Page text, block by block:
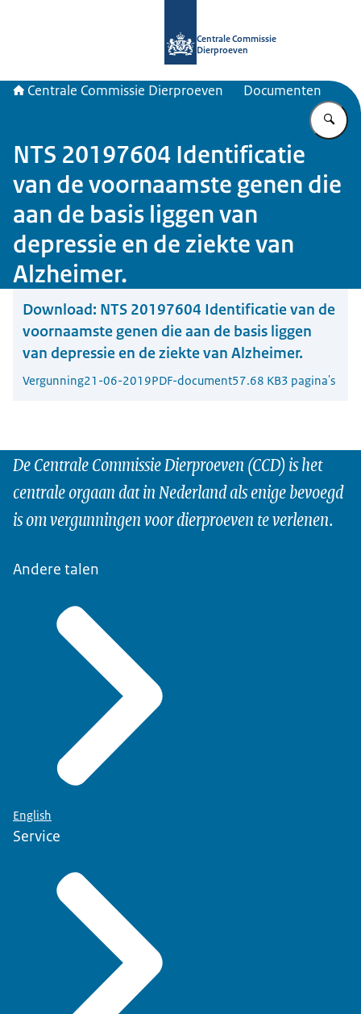
Centrale Commissie
Dierproeven
Centrale Commissie Dierproeven Documenten
NTS 20197604 Identificatie
van de voornaamste genen die
aan de basis liggen van
depressie en de ziekte van
Alzheimer.
Download: NTS 20197604 Identificatie van de
voornaamste genen die aan de basis liggen
van depressie en de ziekte van Alzheimer.
Vergunning21-06-2019PDF-document57.68 KB3 pagina's
De Centrale Commissie Dierproeven (CCD) is het
centrale orgaan dat in Nederland als enige bevoegd
is om vergunningen voor dierproeven te verlenen.
Andere talen
English
Service